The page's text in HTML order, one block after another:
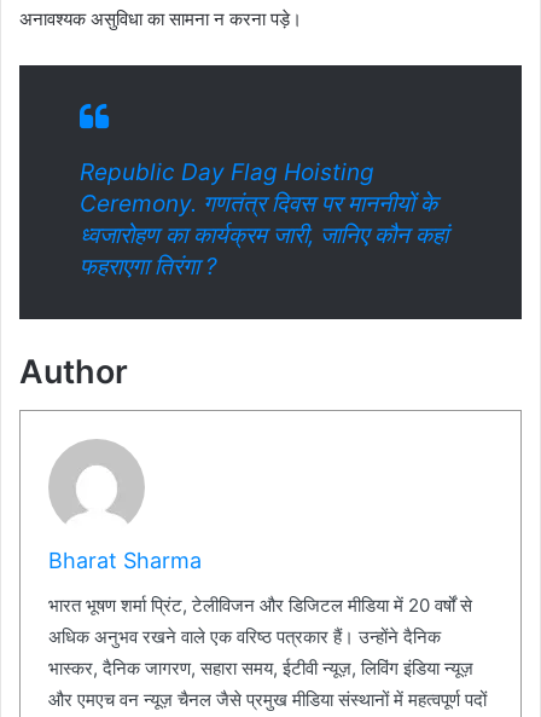
अनावश्यक असुविधा का सामना न करना पड़े।
Republic Day Flag Hoisting
Ceremony. गणतंत्र दिवस पर माननीयों के
ध्वजारोहण का कार्यक्रम जारी, जानिए कौन कहां
फहराएगा तिरंगा ?
Author
Bharat Sharma
भारत भूषण शर्मा प्रिंट, टेलीविजन और डिजिटल मीडिया में 20 वर्षों से
अधिक अनुभव रखने वाले एक वरिष्ठ पत्रकार हैं। उन्होंने दैनिक
भास्कर, दैनिक जागरण, सहारा समय, ईटीवी न्यूज़, लिविंग इंडिया न्यूज़
और एमएच वन न्यूज़ चैनल जैसे प्रमुख मीडिया संस्थानों में महत्वपूर्ण पदों